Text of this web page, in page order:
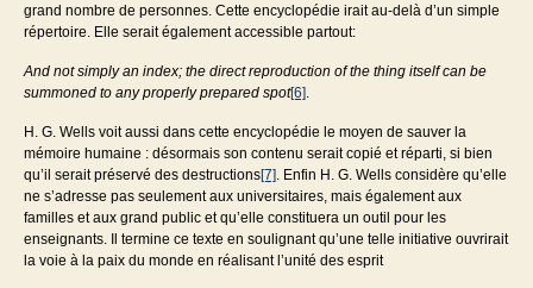
grand nombre de personnes. Cette encyclopédie irait au-delà d’un simple
répertoire. Elle serait également accessible partout:
And not simply an index; the direct reproduction of the thing itself can be
summoned to any properly prepared spot[6]
H. G. Wells voit aussi dans cette encyclopédie le moyen de sauver la
mémoire humaine : désormais son contenu serait copié et réparti, si bien
qu’il serait préservé des destructions[7] . Enfin H. G. Wells considère qu’elle
ne s’adresse pas seulement aux universitaires, mais également aux
familles et aux grand public et qu’elle constituera un outil pour les
enseignants. Il termine ce texte en soulignant qu’une telle initiative ouvrirait
la voie à la paix du monde en réalisant l’unité des esprit